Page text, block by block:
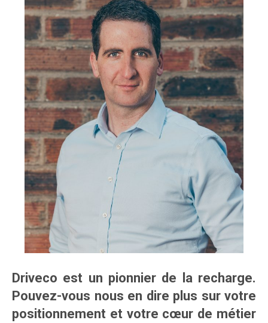
Driveco est un pionnier de la recharge.
Pouvez-vous nous en dire plus sur votre
positionnement et votre cœur de métier